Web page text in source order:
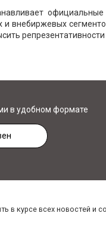
внебиржевых
в удобном формате
в курсе всех новостей и